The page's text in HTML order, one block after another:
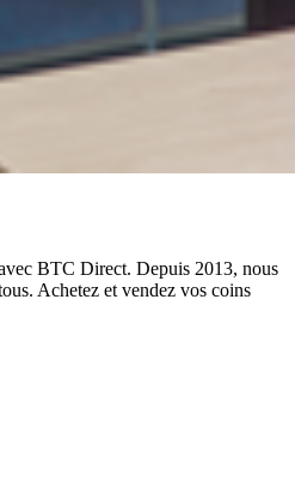
BTC Direct. Depuis 2013, nous
Achetez et vendez vos coins